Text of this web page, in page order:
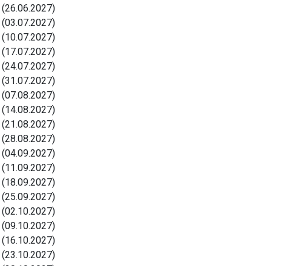
(26.06.2027)
(03.07.2027)
(10.07.2027)
(17.07.2027)
(24.07.2027)
(31.07.2027)
(07.08.2027)
(14.08.2027)
(21.08.2027)
(28.08.2027)
(04.09.2027)
(11.09.2027)
(18.09.2027)
(25.09.2027)
(02.10.2027)
(09.10.2027)
(16.10.2027)
(23.10.2027)